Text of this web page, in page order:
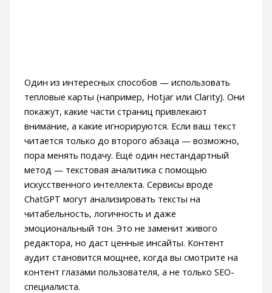
Один из интересных способов — использовать
тепловые карты (например, Hotjar или Clarity). Они
покажут, какие части страниц привлекают
внимание, а какие игнорируются. Если ваш текст
читается только до второго абзаца — возможно,
пора менять подачу. Ещё один нестандартный
метод — текстовая аналитика с помощью
искусственного интеллекта. Сервисы вроде
ChatGPT могут анализировать тексты на
читабельность, логичность и даже
эмоциональный тон. Это не заменит живого
редактора, но даст ценные инсайты. Контент
аудит становится мощнее, когда вы смотрите на
контент глазами пользователя, а не только SEO-
специалиста.